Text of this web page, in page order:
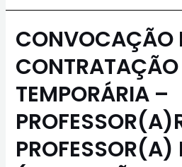
CONVOCAÇÃO
CONTRATAÇÃO
TEMPORÁRIA –
PROFESSOR(A)